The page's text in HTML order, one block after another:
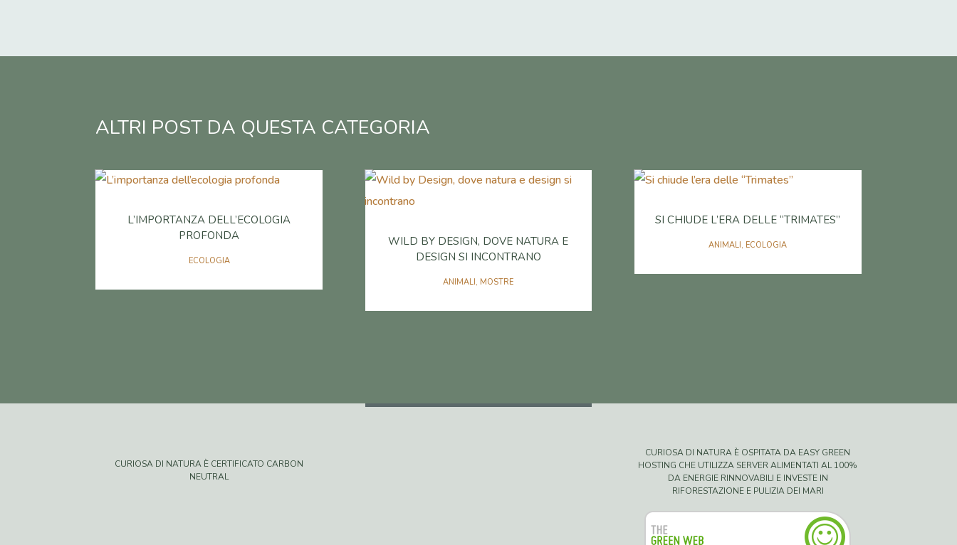
ALTRI POST DA QUESTA CATEGORIA
L’IMPORTANZA DELL’ECOLOGIA
PROFONDA
ECOLOGIA
WILD BY DESIGN, DOVE NATURA E
DESIGN SI INCONTRANO
ANIMALI, MOSTRE
SI CHIUDE L’ERA DELLE “TRIMATES”
ANIMALI, ECOLOGIA
CURIOSA DI NATURA È CERTIFICATO CARBON
NEUTRAL
CURIOSA DI NATURA È OSPITATA DA EASY GREEN
HOSTING CHE UTILIZZA SERVER ALIMENTATI AL 100%
DA ENERGIE RINNOVABILI E INVESTE IN
RIFORESTAZIONE E PULIZIA DEI MARI